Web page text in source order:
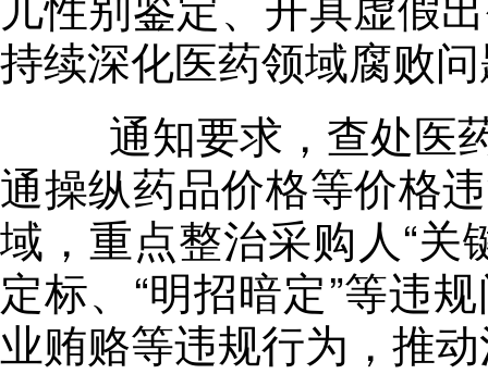
持续深化医药领域腐败
通知要求 ， 查处医
通操纵药品价格等价格
域 ， 重点整治采购人“关
定标、“明招暗定”等违
业贿赂等违规行为 ， 推